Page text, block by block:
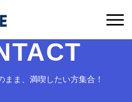
まま、満喫したい方集合！